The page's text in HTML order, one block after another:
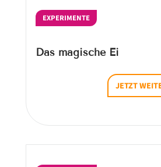
EXPERIMENTE
Das magische Ei
JETZT